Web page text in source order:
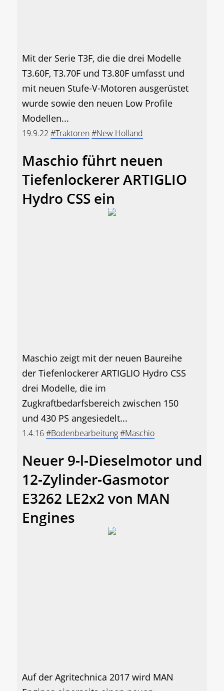
Mit der Serie T3F, die die drei Modelle
T3.60F, T3.70F und T3.80F umfasst und
mit neuen Stufe-V-Motoren ausgerüstet
wurde sowie den neuen Low Profile
Modellen...
19.9.22 #Traktoren#New Holland
Maschio führt neuen
Tiefenlockerer ARTIGLIO
Hydro CSS ein
Maschio zeigt mit der neuen Baureihe
der Tiefenlockerer ARTIGLIO Hydro CSS
drei Modelle, die im
Zugkraftbedarfsbereich zwischen 150
und 430 PS angesiedelt...
1.4.16#Bodenbearbeitung#Maschio
Neuer 9-l-Dieselmotor und
12-Zylinder-Gasmotor
E3262 LE2x2 von MAN
Engines
Auf der Agritechnica 2017 wird MAN